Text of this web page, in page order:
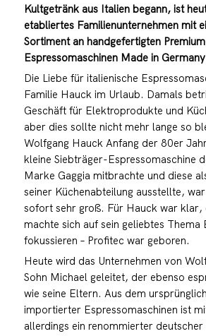
Kultgetränk aus Italien begann, ist
etabliertes Familienunternehmen mit
Sortiment an handgefertigten
Espressomaschinen Made in
Die Liebe für italienische
Familie Hauck im Urlaub. Damals
Geschäft für Elektroprodukte und
aber dies sollte nicht mehr lange so
Wolfgang Hauck Anfang der 80er
kleine Siebträger-Espressomaschine
Marke Gaggia mitbrachte und diese
seiner Küchenabteilung ausstellte,
sofort sehr groß. Für Hauck war klar,
machte sich auf sein geliebtes Thema
fokussieren – Profitec war geboren.
Heute wird das Unternehmen von
Sohn Michael geleitet, der ebenso
wie seine Eltern. Aus dem
importierter Espressomaschinen ist
allerdings ein renommierter